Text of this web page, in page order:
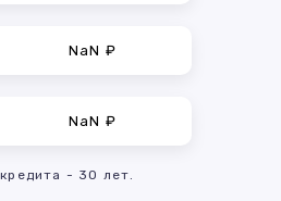
NaN ₽
NaN ₽
- 30 лет.